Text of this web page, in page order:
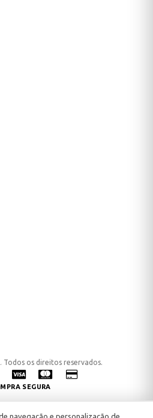
Todos os direitos reservados.
SEGURA
navegação e personalização de